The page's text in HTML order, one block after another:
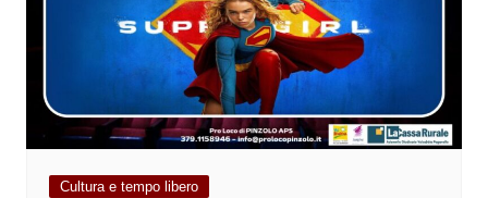
Cultura e tempo libero